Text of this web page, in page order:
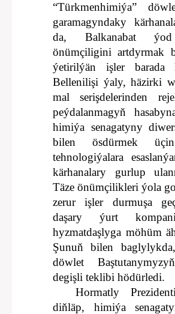
“Türkmenhimiýa”
garamagyndaky
da, Balkanabat ýod
önümçiligini artdyrmak
ýetirilýän işler barada
Bellenilişi ýaly, häzirki
mal serişdelerinden
peýdalanmagyň
himiýa senagatyny
bilen ösdürmek
tehnologiýalara
kärhanalary gurlup
Täze önümçilikleri ýola
zerur işler durmuşa
daşary ýurt
hyzmatdaşlyga möhüm
Şunuň bilen
döwlet
degişli teklibi hödürledi.
Hormatly
diňläp, himiýa